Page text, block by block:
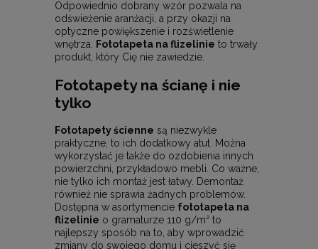
Odpowiednio dobrany wzór pozwala na
odświeżenie aranżacji, a przy okazji na
optyczne powiększenie i rozświetlenie
wnętrza.
Fototapeta na flizelinie to trwały
produkt, który Cię nie zawiedzie.
Fototapety na ścianę i nie
tylko
Fototapety ścienne są niezwykle
praktyczne, to ich dodatkowy atut. Można
wykorzystać je także do ozdobienia innych
powierzchni, przykładowo mebli. Co ważne,
nie tylko ich montaż jest łatwy. Demontaż
również nie sprawia żadnych problemów.
Dostępna w asortymencie fototapeta na
flizelinie o gramaturze 110 g/m² to
najlepszy sposób na to, aby wprowadzić
zmiany do swojego domu i cieszyć się